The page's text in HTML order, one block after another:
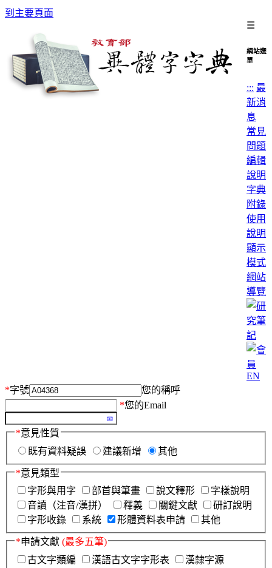
到主要頁面
☰
網站選
單
::: 最
新消
息
常見
問題
編輯
說明
字典
附錄
使用
說明
顯示
模式
網站
導覽
EN
*字號
您的稱呼
*您的Email
*意見性質
既有資料疑誤
建議新增 其他
*意見類型
字形與用字
部首與筆畫 說文釋形
字樣說明
音讀（注音/漢拼）
釋義 關鍵文獻
研訂說明
字形收錄
系統 形體資料表申請 其他
*申請文獻 (最多五筆)
古文字類編
漢語古文字字形表
漢隸字源